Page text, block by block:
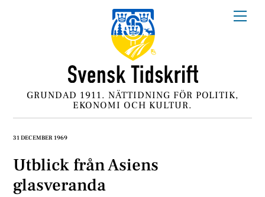
GRUNDAD 1911. NÄTTIDNING FÖR POLITIK,
EKONOMI OCH KULTUR.
31 DECEMBER 1969
Utblick från Asiens
glasveranda